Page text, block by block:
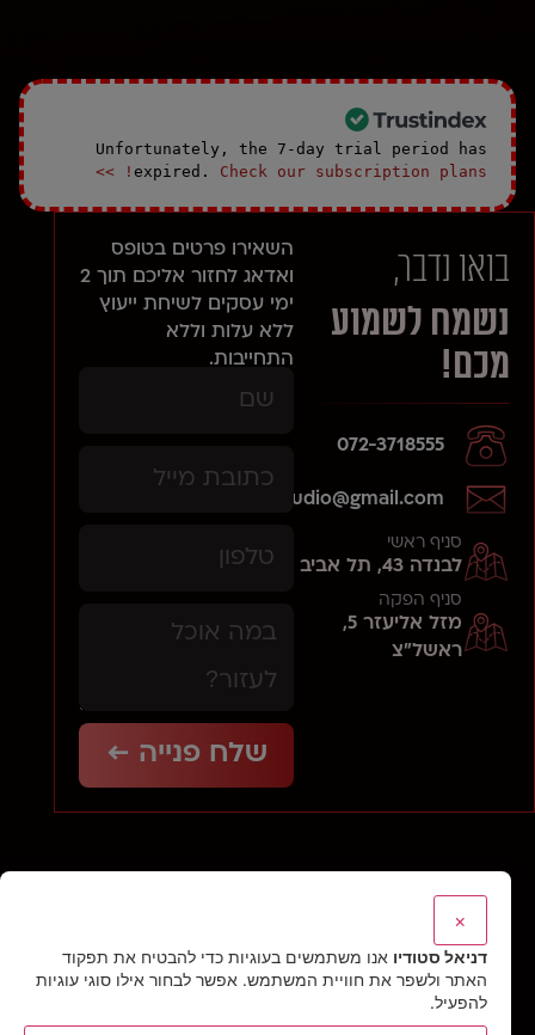
Unfortunately, the 7-day trial period has
expired. Check our subscription plans! >>
בואו נדבר,
נשמח לשמוע
מכם!
072-3718555
daniels.studio@gmail.com
סניף ראשי
לבנדה 43, תל אביב
סניף הפקה
מזל אליעזר 5,
ראשל"צ
השאירו פרטים בטופס
ואדאג לחזור אליכם תוך 2
ימי עסקים לשיחת ייעוץ
ללא עלות וללא
התחייבות.
שלח פנייה ←
סטודיו דניאל הבית שלכם
×
דניאל סטודיו אנו משתמשים בעוגיות כדי להבטיח את תפקוד
האתר ולשפר את חוויית המשתמש. אפשר לבחור אילו סוגי עוגיות
להפעיל.